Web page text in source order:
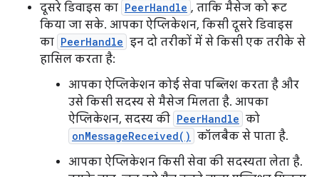
दूसरे डिवाइस का PeerHandle , ताकि मैसेज को रूट
किया जा सके. आपका ऐप्लिकेशन, किसी दूसरे डिवाइस
का PeerHandle इन दो तरीकों में से किसी एक तरीके से
हासिल करता है:
आपका ऐप्लिकेशन कोई सेवा पब्लिश करता है और
उसे किसी सदस्य से मैसेज मिलता है. आपका
ऐप्लिकेशन, सदस्य की PeerHandle को
onMessageReceived() कॉलबैक से पाता है.
आपका ऐप्लिकेशन किसी सेवा की सदस्यता लेता है.